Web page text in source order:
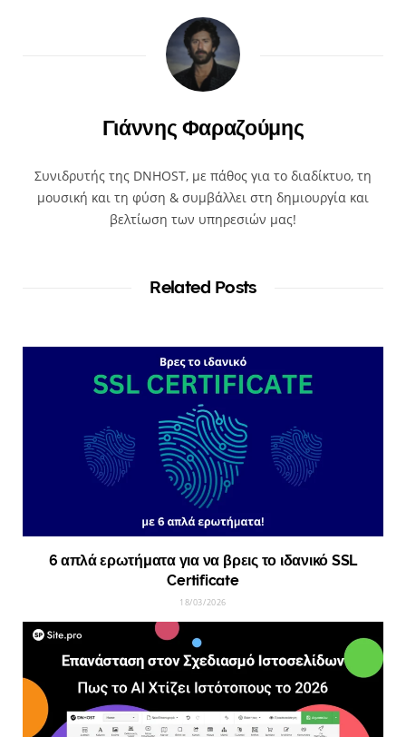
Γιάννης Φαραζούμης
Συνιδρυτής της DNHOST, με πάθος για το διαδίκτυο, τη
μουσική και τη φύση & συμβάλλει στη δημιουργία και
βελτίωση των υπηρεσιών μας!
Related Posts
6 απλά ερωτήματα για να βρεις το ιδανικό SSL
Certificate
18/03/2026